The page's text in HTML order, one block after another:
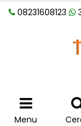
08231608123
Menu